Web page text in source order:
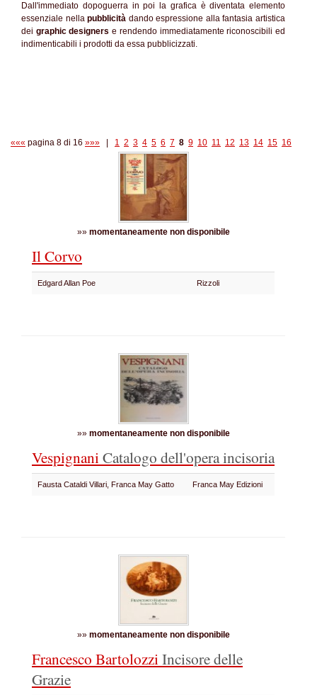
Dall'immediato dopoguerra in poi la grafica è diventata elemento
essenziale nellapubblicità dando espressione alla fantasia artistica
dei graphic designerse rendendo immediatamente riconoscibili ed
indimenticabili i prodotti da essa pubblicizzati.
««« pagina 8 di 16 »»» 1 2 3 4 5 6 7 8 9 10 11 12 13 14 15 16
»» momentaneamente non disponibile
Il Corvo
Edgard Allan Poe Rizzoli
»» momentaneamente non disponibile
VespignaniCatalogo dell'opera incisoria
Fausta Cataldi Villari, Franca May Gatto Franca May Edizioni
»» momentaneamente non disponibile
Francesco BartolozziIncisore delle
Grazie